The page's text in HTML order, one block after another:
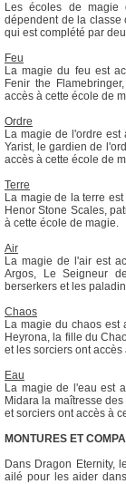
Les écoles de magie
dépendent de la classe
qui est complété par
Feu
La magie du feu est
Fenir the
accès à cette école de
Ordre
La magie de l'ordre est
Yarist, le gardien de
accès à cette école de
Terre
La magie de la terre
Henor Stone Scales,
à cette école de magie.
Air
La magie de l'air est
Argos, Le Seigneur
berserkers et les
Chaos
La magie du chaos est
Heyrona, la fille du
et les sorciers ont
Eau
La magie de l'eau est
Midara la maîtresse
et sorciers ont accès à
MONTURES ET
Dans Dragon Eternity,
ailé pour les aider